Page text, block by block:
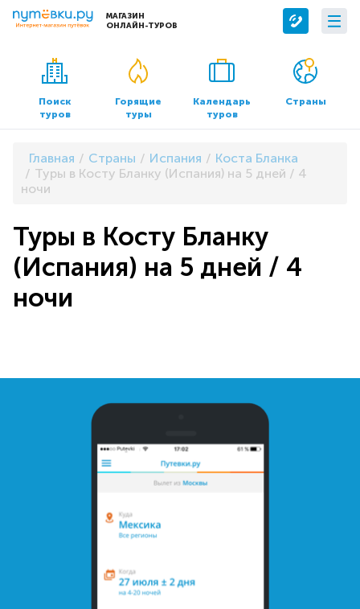
МАГАЗИН
ОНЛАЙН-ТУРОВ
Сервисы
Бронирование отелей
Трансфер
О компании
О нас
Контакты
Документы и реквизиты
Поиск
туров
Горящие
туры
Календарь
туров
Страны
Главная Страны Испания
Коста Бланка
Туры в Косту Бланку (Испания) на 5 дней / 4
ночи
Туры в Косту Бланку
(Испания) на 5 дней / 4
ночи